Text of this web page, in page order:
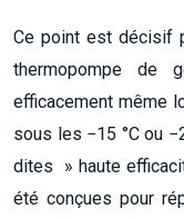
Ce point est décisif
thermopompe de
efficacement même
sous les −15 °C ou
dites » haute
été conçues pour